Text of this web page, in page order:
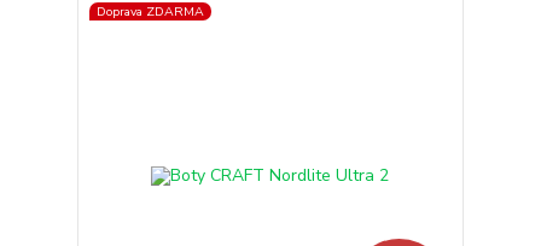
Doprava ZDARMA